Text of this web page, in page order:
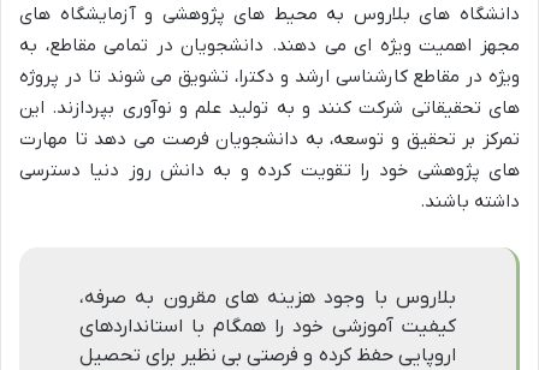
دانشگاه های بلاروس به محیط های پژوهشی و آزمایشگاه های
مجهز اهمیت ویژه ای می دهند. دانشجویان در تمامی مقاطع، به
ویژه در مقاطع کارشناسی ارشد و دکترا، تشویق می شوند تا در پروژه
های تحقیقاتی شرکت کنند و به تولید علم و نوآوری بپردازند. این
تمرکز بر تحقیق و توسعه، به دانشجویان فرصت می دهد تا مهارت
های پژوهشی خود را تقویت کرده و به دانش روز دنیا دسترسی
داشته باشند.
بلاروس با وجود هزینه های مقرون به صرفه،
کیفیت آموزشی خود را همگام با استانداردهای
اروپایی حفظ کرده و فرصتی بی نظیر برای تحصیل